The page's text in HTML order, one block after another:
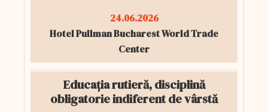
24.06.2026
Hotel Pullman Bucharest World Trade
Center
Educația rutieră, disciplină
obligatorie indiferent de vârstă